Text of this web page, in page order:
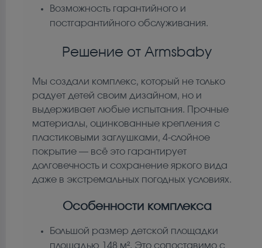
Возможность гарантийного и
постгарантийного обслуживания.
Решение от Armsbaby
Мы создали комплекс, который не только
радует детей своим дизайном, но и
выдерживает любые испытания. Прочные
материалы, оцинкованные крепления с
пластиковыми заглушками, 4-слойное
покрытие — всё это гарантирует
долговечность и сохранение яркого вида
даже в экстремальных погодных условиях.
Особенности комплекса
Большой размер детской площадки
площадью 148 м². Это сопоставимо с